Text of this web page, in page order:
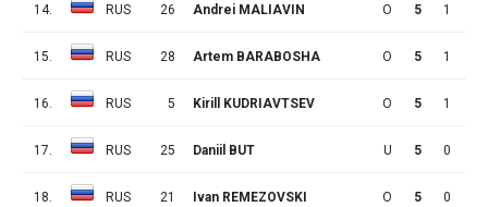
14. RUS 26 Andrei MALIAVIN O 5 1
15. RUS 28 Artem BARABOSHA O 5 1
16. RUS 5 Kirill KUDRIAVTSEV O 5 1
17. RUS 25 Daniil BUT U 5 0
18. RUS 21 Ivan REMEZOVSKI O 5 0